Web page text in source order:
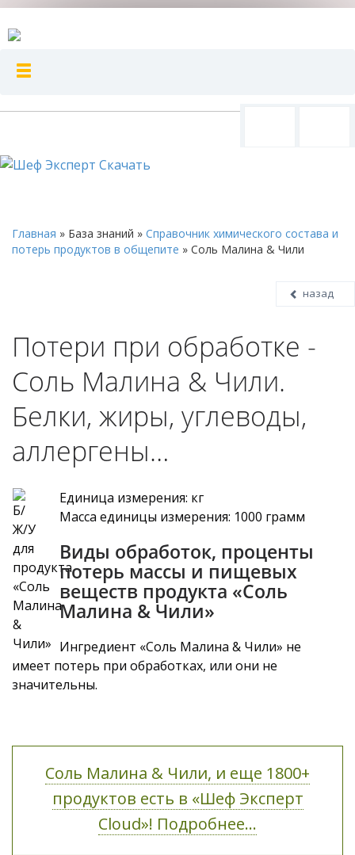
Главная » База знаний » Справочник химического состава и
потерь продуктов в общепите » Соль Малина & Чили
назад
Потери при обработке -
Соль Малина & Чили.
Белки, жиры, углеводы,
аллергены…
Единица измерения: кг
Масса единицы измерения: 1000 грамм
Виды обработок, проценты
потерь массы и пищевых
веществ продукта «Соль
Малина & Чили»
Ингредиент «Соль Малина & Чили» не
имеет потерь при обработках, или они не
значительны.
Соль Малина & Чили, и еще 1800+
продуктов есть в «Шеф Эксперт
Cloud»! Подробнее...